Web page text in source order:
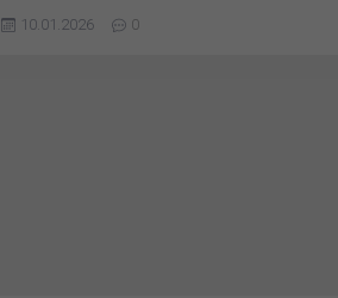
yılı Kasım ayında madencilik ve Bunu paylaş:
10.01.2026 0